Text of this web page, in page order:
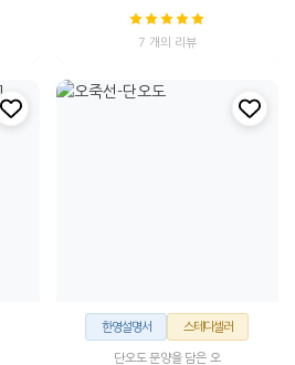
7 개의 리뷰
한영설명서 스테디셀러
단오도 문양을 담은 오